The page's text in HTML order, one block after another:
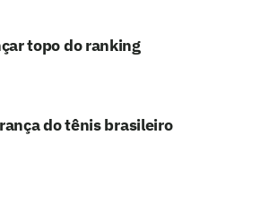
topo do ranking
do tênis brasileiro